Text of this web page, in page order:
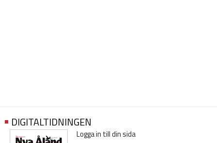
DIGITALTIDNINGEN
Logga in till din sida